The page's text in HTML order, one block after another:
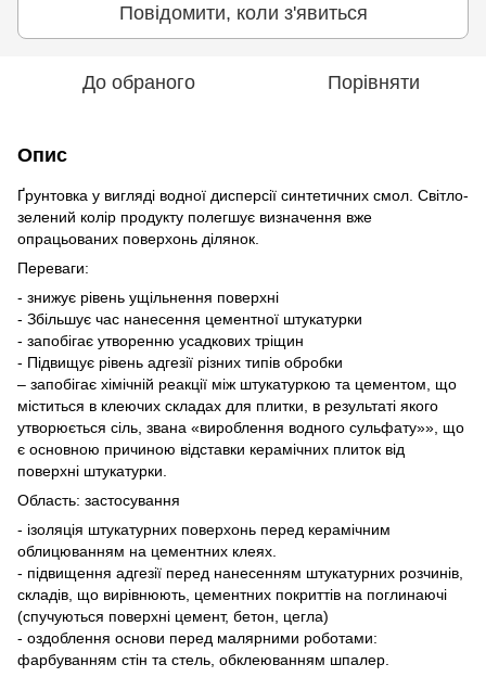
Повідомити, коли з'явиться
До обраного Порівняти
Опис
Ґрунтовка у вигляді водної дисперсії синтетичних смол. Світло-
зелений колір продукту полегшує визначення вже
опрацьованих поверхонь ділянок.
Переваги:
- знижує рівень ущільнення поверхні
- Збільшує час нанесення цементної штукатурки
- запобігає утворенню усадкових тріщин
- Підвищує рівень адгезії різних типів обробки
– запобігає хімічній реакції між штукатуркою та цементом, що
міститься в клеючих складах для плитки, в результаті якого
утворюється сіль, звана «вироблення водного сульфату»», що
є основною причиною відставки керамічних плиток від
поверхні штукатурки.
Область: застосування
- ізоляція штукатурних поверхонь перед керамічним
облицюванням на цементних клеях.
- підвищення адгезії перед нанесенням штукатурних розчинів,
складів, що вирівнюють, цементних покриттів на поглинаючі
(спучуються поверхні цемент, бетон, цегла)
- оздоблення основи перед малярними роботами:
фарбуванням стін та стель, обклеюванням шпалер.